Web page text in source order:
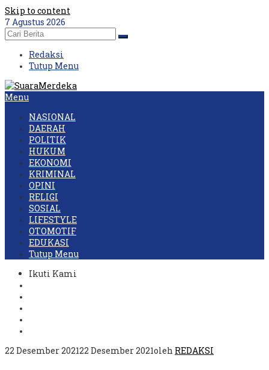
Skip to content
7 Agustus 2026
Redaksi
Tutup Menu
Menu
NASIONAL
DAERAH
POLITIK
HUKUM
EKONOMI
KRIMINAL
OPINI
RELIGI
SOSIAL
LIFESTYLE
OTOMOTIF
EDUKASI
Tutup Menu
Ikuti Kami
22 Desember 202122 Desember 2021oleh REDAKSI